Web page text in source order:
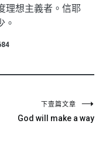
理想主義者。信耶
。
下壹篇文章
God will make a way